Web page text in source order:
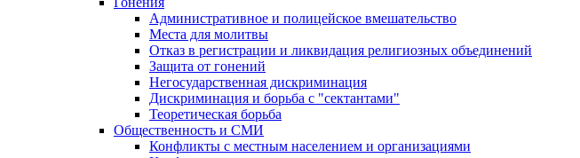
Административное и полицейское вмешательство
Места для молитвы
Отказ в регистрации и ликвидация религиозных объединений
Защита от гонений
Негосударственная дискриминация
Дискриминация и борьба с "сектантами"
Теоретическая борьба
Общественность и СМИ
Конфликты с местным населением и организациями